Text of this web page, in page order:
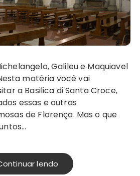
Galileu e Maquiavel
matéria você vai
a Basilica di Santa Croce,
essas e outras
de Florença. Mas o que
lendo